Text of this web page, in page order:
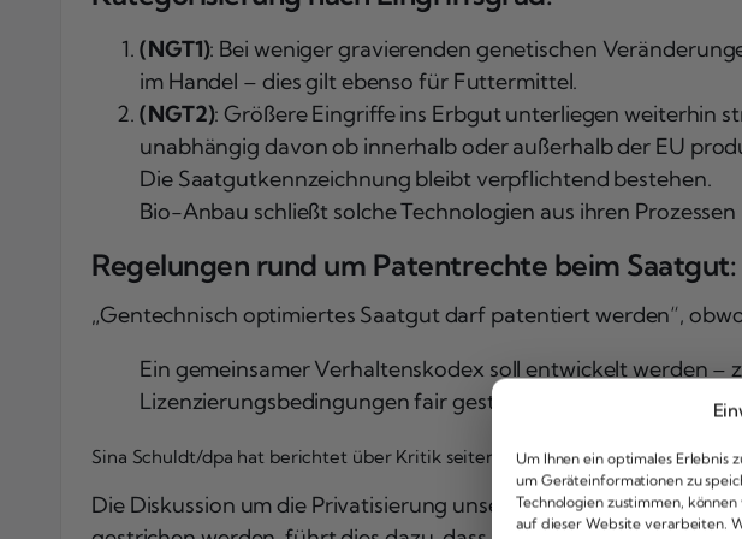
Um Ihnen ein optimales Erlebnis
um Geräteinformationen zu
Technologien zustimmen,
auf dieser Website verarbeiten.
(NGT1): Bei weniger gravierenden genetischen
im Handel – dies gilt ebenso für Futtermittel.
(NGT2): Größere Eingriffe ins Erbgut unterliegen weiterhin
unabhängig davon ob innerhalb oder außerhalb der EU
Die Saatgutkennzeichnung bleibt verpflichtend bestehen.
Bio-Anbau schließt solche Technologien aus ihren
Regelungen rund um Patentrechte beim Saatgut:
„Gentechnisch optimiertes Saatgut darf patentiert werden“,
Ein gemeinsamer Verhaltenskodex soll entwickelt werden
Lizenzierungsbedingungen fair gestaltet sowie Konflikte
Sina Schuldt/dpa hat berichtet über Kritik seitens Maria Noichl (SPD):
Die Diskussion um die Privatisierung unseres natürlichen Erbes